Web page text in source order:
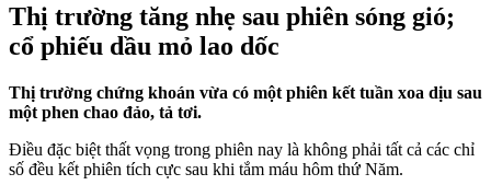
Thị trường tăng nhẹ sau phiên sóng gió;
cổ phiếu dầu mỏ lao dốc
Thị trường chứng khoán vừa có một phiên kết tuần xoa dịu sau
một phen chao đảo, tả tơi.
Điều đặc biệt thất vọng trong phiên nay là không phải tất cả các chỉ
số đều kết phiên tích cực sau khi tắm máu hôm thứ Năm.